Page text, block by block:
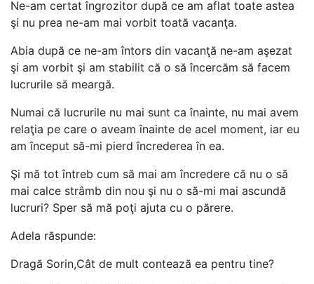
Ne-am certat îngrozitor după ce am aflat toate astea
şi nu prea ne-am mai vorbit toată vacanţa.
Abia după ce ne-am întors din vacanţă ne-am aşezat
şi am vorbit şi am stabilit că o să încercăm să facem
lucrurile să meargă.
Numai că lucrurile nu mai sunt ca înainte, nu mai avem
relaţia pe care o aveam înainte de acel moment, iar eu
am început să-mi pierd încrederea în ea.
Şi mă tot întreb cum să mai am încredere că nu o să
mai calce strâmb din nou şi nu o să-mi mai ascundă
lucruri? Sper să mă poţi ajuta cu o părere.
Adela răspunde:
Dragă Sorin,Cât de mult contează ea pentru tine?